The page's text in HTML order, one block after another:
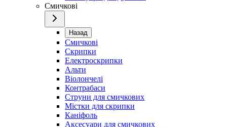
Смичкові
Назад
Смичкові
Скрипки
Електроскрипки
Альти
Віолончелі
Контрабаси
Струни для смичкових
Містки для скрипки
Каніфоль
Аксесуари для смичкових